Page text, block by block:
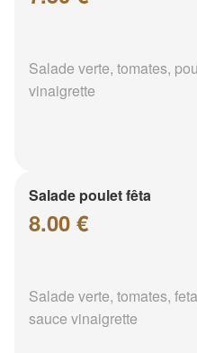
Salade verte, tomates,
vinaigrette
Salade poulet fêta
8.00 €
Salade verte, tomates,
sauce vinaigrette